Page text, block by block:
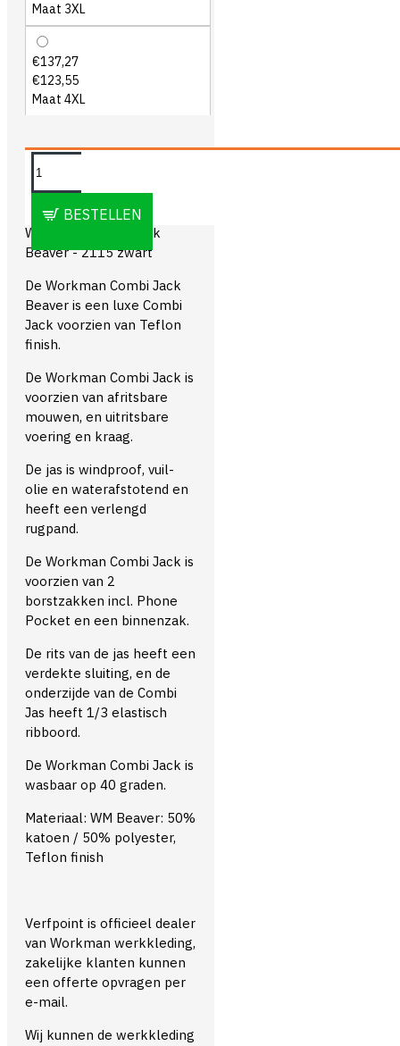
Maat 3XL
€137,27
€123,55
Maat 4XL
BESTELLEN
OMSCHRIJVING
Workman Combi Jack
Beaver - 2115 zwart
De Workman Combi Jack
Beaver is een luxe Combi
Jack voorzien van Teflon
finish.
De Workman Combi Jack is
voorzien van afritsbare
mouwen, en uitritsbare
voering en kraag.
De jas is windproof, vuil-
olie en waterafstotend en
heeft een verlengd
rugpand.
De Workman Combi Jack is
voorzien van 2
borstzakken incl. Phone
Pocket en een binnenzak.
De rits van de jas heeft een
verdekte sluiting, en de
onderzijde van de Combi
Jas heeft 1/3 elastisch
ribboord.
De Workman Combi Jack is
wasbaar op 40 graden.
Materiaal: WM Beaver: 50%
katoen / 50% polyester,
Teflon finish
Verfpoint is officieel dealer
van Workman werkkleding,
zakelijke klanten kunnen
een offerte opvragen per
e-mail.
Wij kunnen de werkkleding